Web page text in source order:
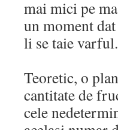
mai mici pe
un moment
li se taie varful.
Teoretic, o
cantitate de
cele